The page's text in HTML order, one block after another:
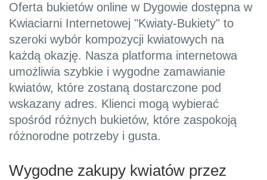
Oferta bukietów online w Dygowie dostępna w
Kwiaciarni Internetowej "Kwiaty-Bukiety" to
szeroki wybór kompozycji kwiatowych na
każdą okazję. Nasza platforma internetowa
umożliwia szybkie i wygodne zamawianie
kwiatów, które zostaną dostarczone pod
wskazany adres. Klienci mogą wybierać
spośród różnych bukietów, które zaspokoją
różnorodne potrzeby i gusta.
Wygodne zakupy kwiatów przez